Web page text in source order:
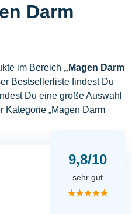
Darm
im Bereich „Magen Darm
Bestsellerliste findest Du
Du eine große Auswahl
Kategorie „Magen Darm
9,8/10
sehr gut
★★★★★